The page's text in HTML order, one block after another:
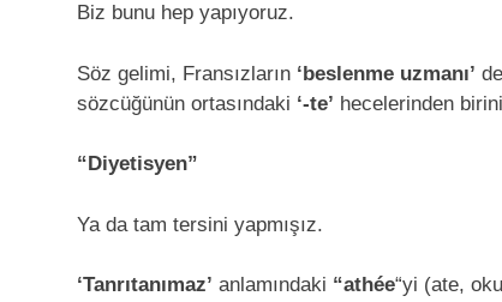
Biz bunu hep yapıyoruz.
Söz gelimi, Fransızların ‘beslenme uzmanı’
sözcüğünün ortasındaki ‘-te’ hecelerinden
“Diyetisyen”
Ya da tam tersini yapmışız.
‘Tanrıtanımaz’ anlamındaki “athée“yi (ate,